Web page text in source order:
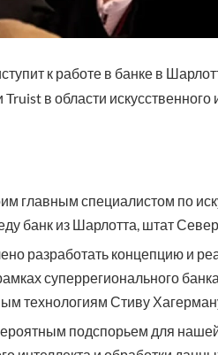
к работе в банке в
в области искусственного
главным специалистом по
банк из Шарлотта, штат
разработать концепцию и
суперрегионального
технологиям Стиву
подспорьем для